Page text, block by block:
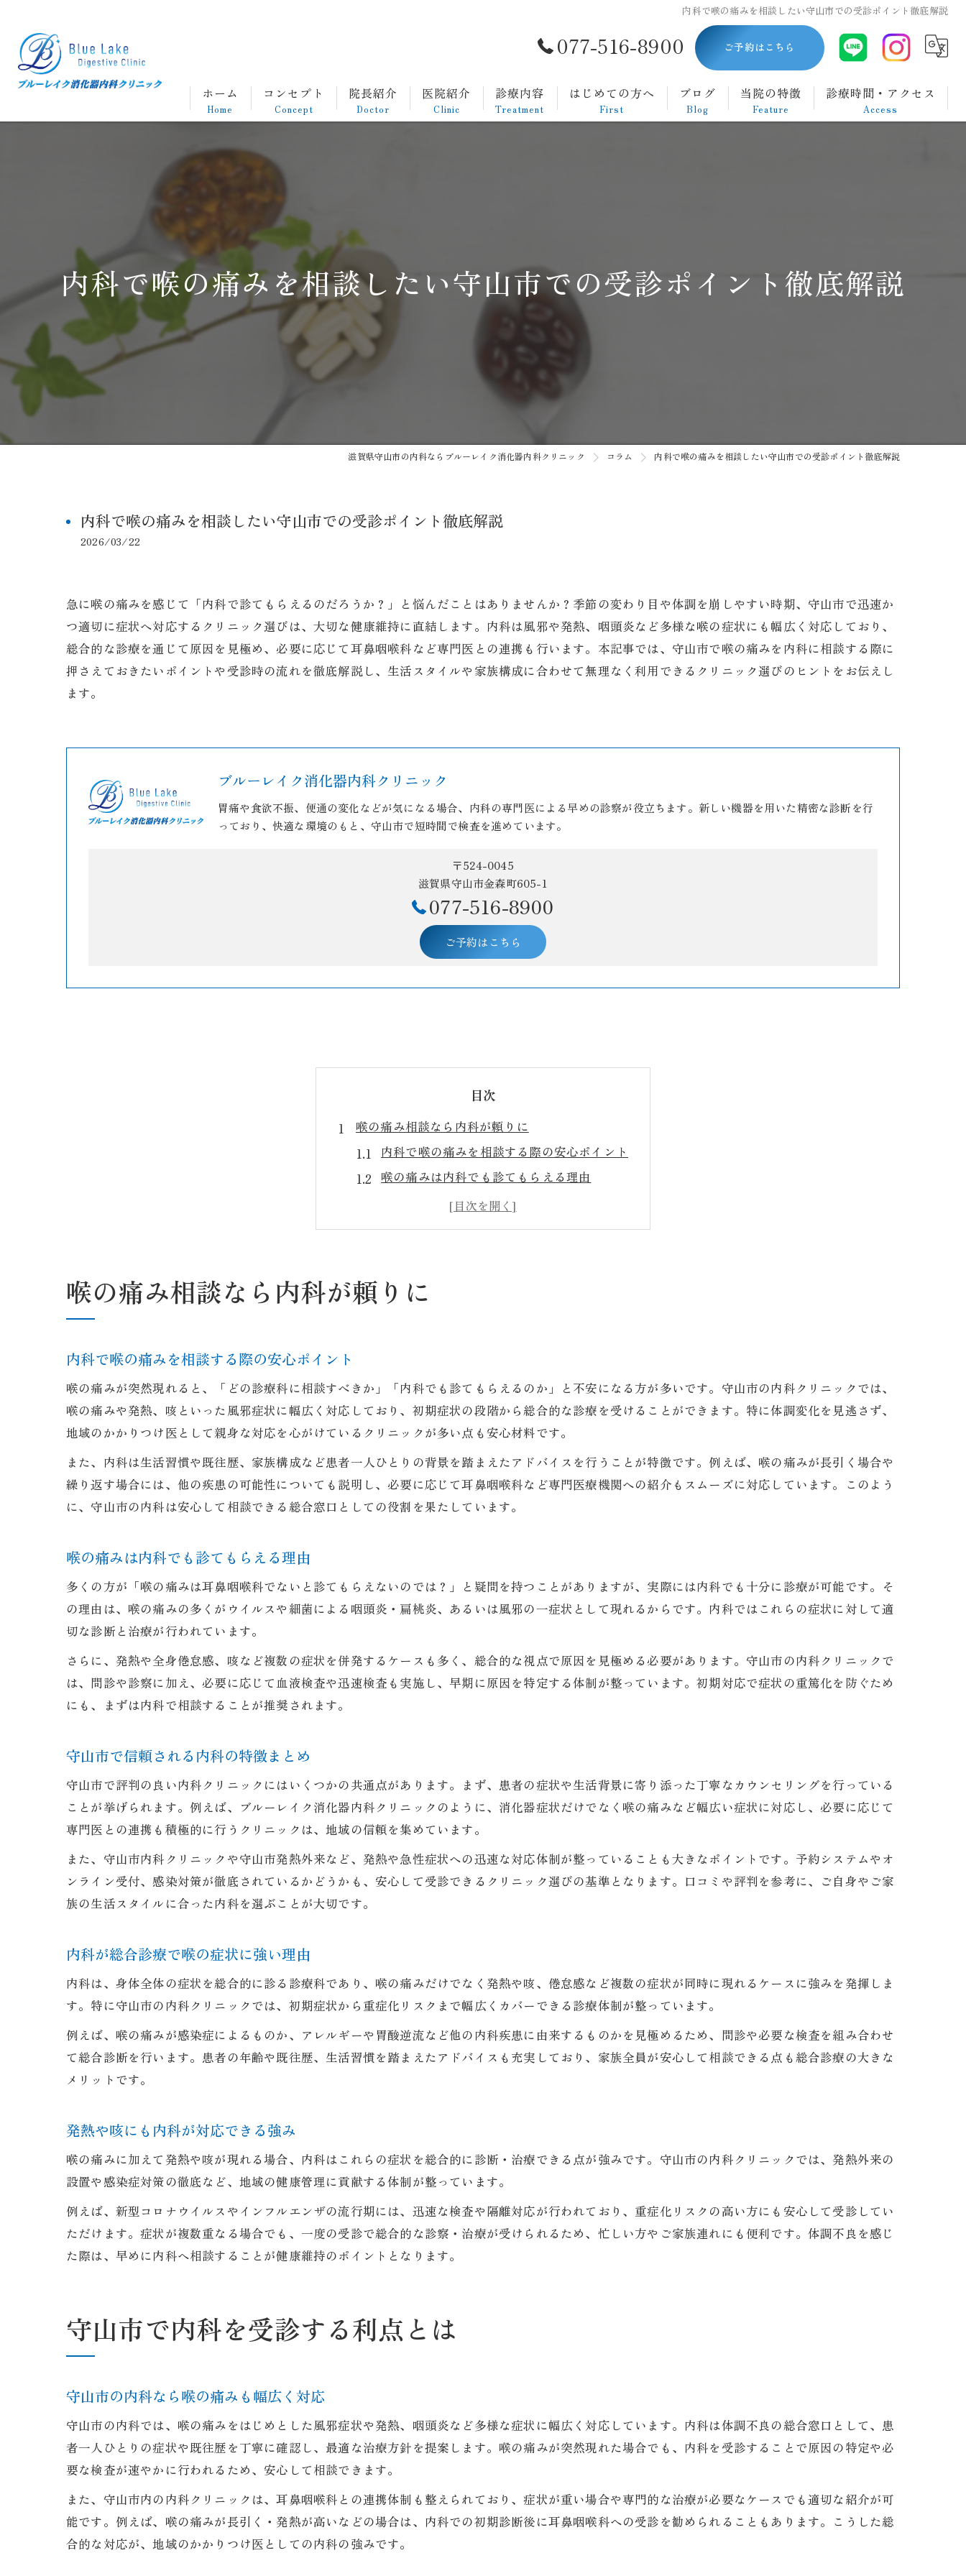
内科で喉の痛みを相談したい守山市での受診ポイント徹底解説
077-516-8900 ご予約はこちら
ホーム
Home
コンセプト
Concept
院長紹介
Doctor
医院紹介
Clinic
診療内容
Treatment
胃カメラについて
大腸カメラについて
がん検診
自費診療
はじめての方へ
First
ブログ
Blog
当院の特徴
Feature
腹痛
診療時間・アクセス
Access
内科で喉の痛みを相談したい守山市での受診ポイント徹底解説
滋賀県守山市の内科ならブルーレイク消化器内科クリニック コラム 内科で喉の痛みを相談したい守山市での受診ポイント徹底解説
内科で喉の痛みを相談したい守山市での受診ポイント徹底解説
2026/03/22
急に喉の痛みを感じて「内科で診てもらえるのだろうか？」と悩んだことはありませんか？季節の変わり目や体調を崩しやすい時期、守山市で迅速か
つ適切に症状へ対応するクリニック選びは、大切な健康維持に直結します。内科は風邪や発熱、咽頭炎など多様な喉の症状にも幅広く対応しており、
総合的な診療を通じて原因を見極め、必要に応じて耳鼻咽喉科など専門医との連携も行います。本記事では、守山市で喉の痛みを内科に相談する際に
押さえておきたいポイントや受診時の流れを徹底解説し、生活スタイルや家族構成に合わせて無理なく利用できるクリニック選びのヒントをお伝えし
ます。
ブルーレイク消化器内科クリニック
胃痛や食欲不振、便通の変化などが気になる場合、内科の専門医による早めの診察が役立ちます。新しい機器を用いた精密な診断を行
っており、快適な環境のもと、守山市で短時間で検査を進めています。
〒524-0045
滋賀県守山市金森町605-1
077-516-8900
ご予約はこちら
目次
喉の痛み相談なら内科が頼りに
内科で喉の痛みを相談する際の安心ポイント
喉の痛みは内科でも診てもらえる理由
守山市で信頼される内科の特徴まとめ
内科が総合診療で喉の症状に強い理由
守山市で内科を受診する利点とは
守山市の内科なら喉の痛みも幅広く対応
守山市の内科が選ばれる理由と患者の声
急な喉の痛みで迷ったらこの選択
急な喉の痛みは内科が初診の窓口になる
守山市で内科を選ぶときの判断基準は
発熱外来を活用した内科受診の流れ
内科で喉の異変に安心対応する方法
内科で喉の異変を相談する手順と準備
守山市の内科で受けられる安心のサポート
内科クリニックで重症化を防ぐ受診方法
発熱や咳にも強い守山市の内科の特徴
消化器内科・循環器内科との違いと役割
内科で可能な喉の検査や治療の流れ
守山市内科クリニックの診療サービス比較
喉が痛い時に内科を選ぶポイント
予約やアクセス面で内科が便利な理由
守山市で評判のいい内科の見分け方
喉の痛み相談なら内科が頼りに
内科で喉の痛みを相談する際の安心ポイント
喉の痛みが突然現れると、「どの診療科に相談すべきか」「内科でも診てもらえるのか」と不安になる方が多いです。守山市の内科クリニックでは、
喉の痛みや発熱、咳といった風邪症状に幅広く対応しており、初期症状の段階から総合的な診療を受けることができます。特に体調変化を見逃さず、
地域のかかりつけ医として親身な対応を心がけているクリニックが多い点も安心材料です。
また、内科は生活習慣や既往歴、家族構成など患者一人ひとりの背景を踏まえたアドバイスを行うことが特徴です。例えば、喉の痛みが長引く場合や
繰り返す場合には、他の疾患の可能性についても説明し、必要に応じて耳鼻咽喉科など専門医療機関への紹介もスムーズに対応しています。このよう
に、守山市の内科は安心して相談できる総合窓口としての役割を果たしています。
喉の痛みは内科でも診てもらえる理由
多くの方が「喉の痛みは耳鼻咽喉科でないと診てもらえないのでは？」と疑問を持つことがありますが、実際には内科でも十分に診療が可能です。そ
の理由は、喉の痛みの多くがウイルスや細菌による咽頭炎・扁桃炎、あるいは風邪の一症状として現れるからです。内科ではこれらの症状に対して適
切な診断と治療が行われています。
さらに、発熱や全身倦怠感、咳など複数の症状を併発するケースも多く、総合的な視点で原因を見極める必要があります。守山市の内科クリニックで
は、問診や診察に加え、必要に応じて血液検査や迅速検査も実施し、早期に原因を特定する体制が整っています。初期対応で症状の重篤化を防ぐため
にも、まずは内科で相談することが推奨されます。
守山市で信頼される内科の特徴まとめ
守山市で評判の良い内科クリニックにはいくつかの共通点があります。まず、患者の症状や生活背景に寄り添った丁寧なカウンセリングを行っている
ことが挙げられます。例えば、ブルーレイク消化器内科クリニックのように、消化器症状だけでなく喉の痛みなど幅広い症状に対応し、必要に応じて
専門医との連携も積極的に行うクリニックは、地域の信頼を集めています。
また、守山市内科クリニックや守山市発熱外来など、発熱や急性症状への迅速な対応体制が整っていることも大きなポイントです。予約システムやオ
ンライン受付、感染対策が徹底されているかどうかも、安心して受診できるクリニック選びの基準となります。口コミや評判を参考に、ご自身やご家
族の生活スタイルに合った内科を選ぶことが大切です。
内科が総合診療で喉の症状に強い理由
内科は、身体全体の症状を総合的に診る診療科であり、喉の痛みだけでなく発熱や咳、倦怠感など複数の症状が同時に現れるケースに強みを発揮しま
す。特に守山市の内科クリニックでは、初期症状から重症化リスクまで幅広くカバーできる診療体制が整っています。
例えば、喉の痛みが感染症によるものか、アレルギーや胃酸逆流など他の内科疾患に由来するものかを見極めるため、問診や必要な検査を組み合わせ
て総合診断を行います。患者の年齢や既往歴、生活習慣を踏まえたアドバイスも充実しており、家族全員が安心して相談できる点も総合診療の大きな
メリットです。
発熱や咳にも内科が対応できる強み
喉の痛みに加えて発熱や咳が現れる場合、内科はこれらの症状を総合的に診断・治療できる点が強みです。守山市の内科クリニックでは、発熱外来の
設置や感染症対策の徹底など、地域の健康管理に貢献する体制が整っています。
例えば、新型コロナウイルスやインフルエンザの流行期には、迅速な検査や隔離対応が行われており、重症化リスクの高い方にも安心して受診してい
ただけます。症状が複数重なる場合でも、一度の受診で総合的な診察・治療が受けられるため、忙しい方やご家族連れにも便利です。体調不良を感じ
た際は、早めに内科へ相談することが健康維持のポイントとなります。
守山市で内科を受診する利点とは
守山市の内科なら喉の痛みも幅広く対応
守山市の内科では、喉の痛みをはじめとした風邪症状や発熱、咽頭炎など多様な症状に幅広く対応しています。内科は体調不良の総合窓口として、患
者一人ひとりの症状や既往歴を丁寧に確認し、最適な治療方針を提案します。喉の痛みが突然現れた場合でも、内科を受診することで原因の特定や必
要な検査が速やかに行われるため、安心して相談できます。
また、守山市内の内科クリニックは、耳鼻咽喉科との連携体制も整えられており、症状が重い場合や専門的な治療が必要なケースでも適切な紹介が可
能です。例えば、喉の痛みが長引く・発熱が高いなどの場合は、内科での初期診断後に耳鼻咽喉科への受診を勧められることもあります。こうした総
合的な対応が、地域のかかりつけ医としての内科の強みです。